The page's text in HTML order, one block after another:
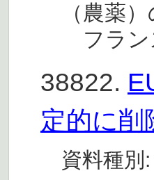
（農薬
フラン
38822.
定的に削
資料種別: